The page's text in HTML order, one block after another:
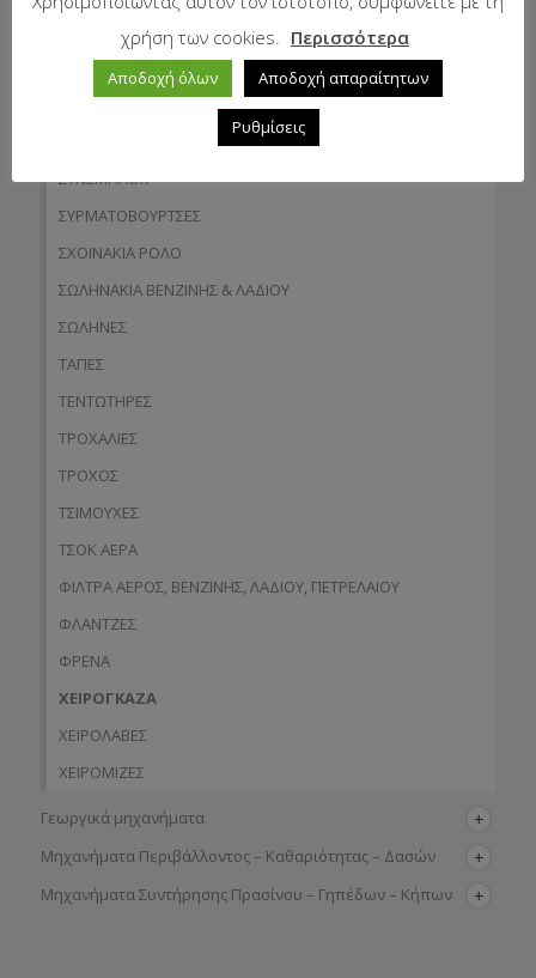
ΣΠΡΟΚΕΤ
ΣΤΕΓΑΝΑ
ΣΥΜΠΛΕΚΤΕΣ
ΣΥΝΕΜΠΛΟΚ
ΣΥΡΜΑΤΟΒΟΥΡΤΣΕΣ
ΣΧΟΙΝΑΚΙΑ ΡΟΛΟ
ΣΩΛΗΝΑΚΙΑ ΒΕΝΖΙΝΗΣ & ΛΑΔΙΟΥ
ΣΩΛΗΝΕΣ
ΤΑΠΕΣ
ΤΕΝΤΩΤΗΡΕΣ
ΤΡΟΧΑΛΙΕΣ
ΤΡΟΧΟΣ
ΤΣΙΜΟΥΧΕΣ
ΤΣΟΚ ΑΕΡΑ
ΦΙΛΤΡΑ ΑΕΡΟΣ, ΒΕΝΖΙΝΗΣ, ΛΑΔΙΟΥ, ΠΕΤΡΕΛΑΙΟΥ
ΦΛΑΝΤΖΕΣ
ΦΡΕΝΑ
ΧΕΙΡΟΓΚΑΖΑ
ΧΕΙΡΟΛΑΒΕΣ
ΧΕΙΡΟΜΙΖΕΣ
Γεωργικά μηχανήματα
Μηχανήματα Περιβάλλοντος – Καθαριότητας – Δασών
Μηχανήματα Συντήρησης Πρασίνου – Γηπέδων – Κήπων
χρήση των cookies.
Περισσότερα
Αποδοχή όλων Αποδοχή απαραίτητων
Ρυθμίσεις